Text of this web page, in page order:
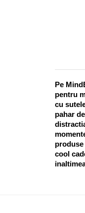
Pe
pentru
cu
pahar
cool